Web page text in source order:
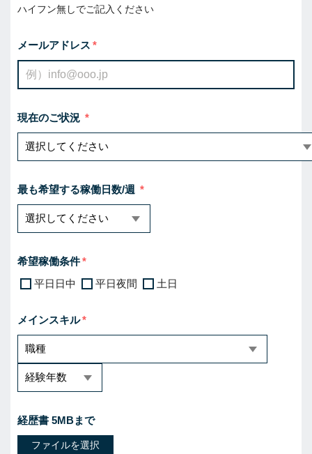
ハイフン無しでご記入ください
メールアドレス
現在のご状況
最も希望する稼働日数/週
希望稼働条件
平日日中
平日夜間 土日
メインスキル
経歴書 5MBまで
ファイルを選択